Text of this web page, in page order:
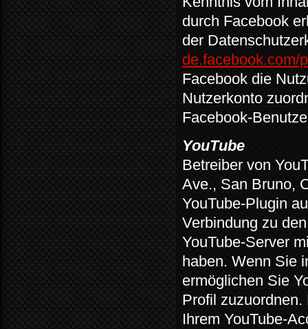
durch Facebook
der
de.facebook.com/
Facebook die
Nutzerkonto
Facebook-
YouTube
Betreiber von
Ave., San Bruno,
YouTube-Plugin
Verbindung zu
YouTube-Server
haben. Wenn Sie
ermöglichen Sie
Profil
Ihrem YouTube-